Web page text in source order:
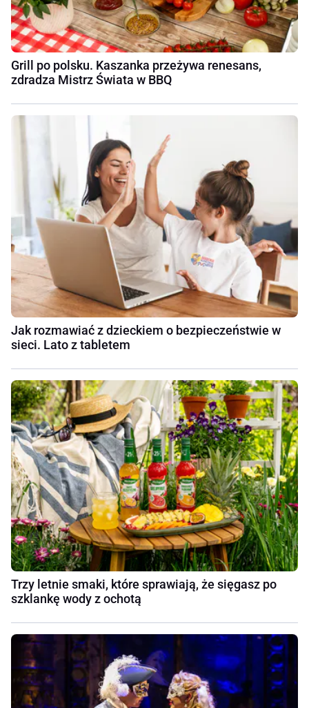
Grill po polsku. Kaszanka przeżywa renesans,
zdradza Mistrz Świata w BBQ
Jak rozmawiać z dzieckiem o bezpieczeństwie w
sieci. Lato z tabletem
Trzy letnie smaki, które sprawiają, że sięgasz po
szklankę wody z ochotą